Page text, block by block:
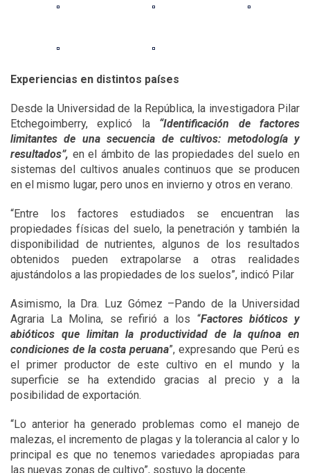
Experiencias en distintos países
Desde la Universidad de la República, la investigadora Pilar
Etchegoimberry, explicó la “Identificación de factores
limitantes de una secuencia de cultivos: metodología y
resultados”, en el ámbito de las propiedades del suelo en
sistemas del cultivos anuales continuos que se producen
en el mismo lugar, pero unos en invierno y otros en verano.
“Entre los factores estudiados se encuentran las
propiedades físicas del suelo, la penetración y también la
disponibilidad de nutrientes, algunos de los resultados
obtenidos pueden extrapolarse a otras realidades
ajustándolos a las propiedades de los suelos”, indicó Pilar
Asimismo, la Dra. Luz Gómez –Pando de la Universidad
Agraria La Molina, se refirió a los “Factores bióticos y
abióticos que limitan la productividad de la quínoa en
condiciones de la costa peruana”, expresando que Perú es
el primer productor de este cultivo en el mundo y la
superficie se ha extendido gracias al precio y a la
posibilidad de exportación.
“Lo anterior ha generado problemas como el manejo de
malezas, el incremento de plagas y la tolerancia al calor y lo
principal es que no tenemos variedades apropiadas para
las nuevas zonas de cultivo”, sostuvo la docente.